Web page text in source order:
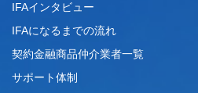
IFAインタビュー
IFAになるまでの流れ
契約金融商品仲介業者一覧
サポート体制